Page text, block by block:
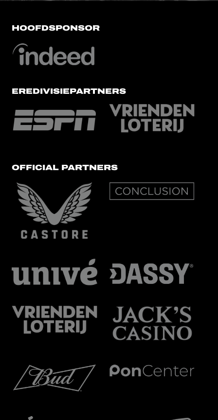
HOOFDSPONSOR
EREDIVISIEPARTNERS
OFFICIAL PARTNERS